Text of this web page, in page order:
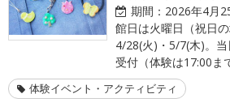
期間： 2026年4月
館日は火曜日（祝日の
4/28(火)・5/7(木)。
受付（体験は17:00ま
体験イベント・アクティビティ